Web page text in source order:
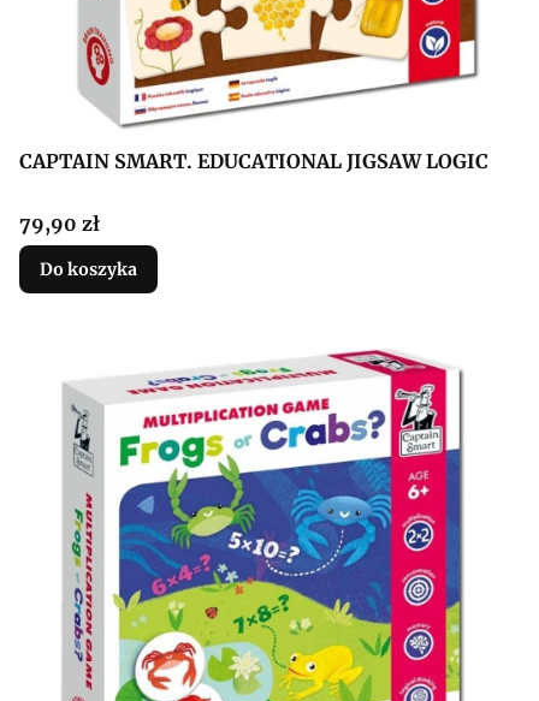
CAPTAIN SMART. EDUCATIONAL JIGSAW LOGIC
Cena
79,90 zł
Do koszyka